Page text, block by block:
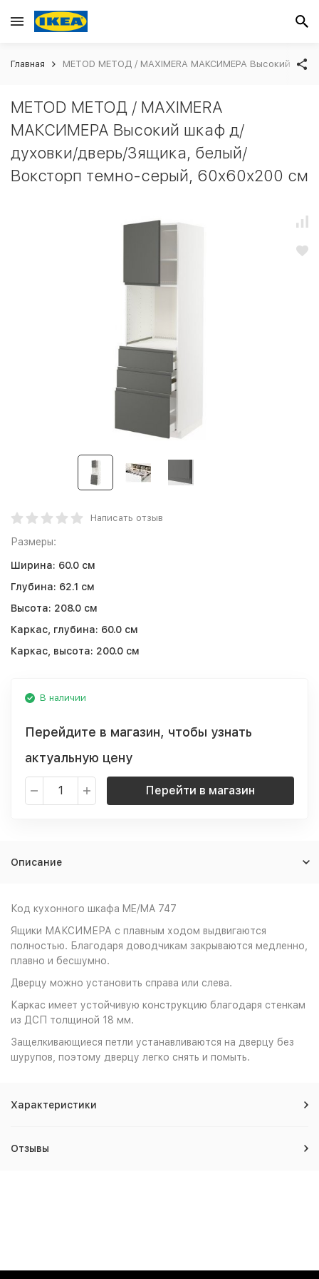
Главная METOD МЕТОД / MAXIMERA МАКСИМЕРА Высокий
METOD МЕТОД / MAXIMERA
МАКСИМЕРА Высокий шкаф д/
духовки/дверь/3ящика, белый/
Воксторп темно-серый, 60x60x200 см
Написать отзыв
Размеры:
Ширина: 60.0 см
Глубина: 62.1 см
Высота: 208.0 см
Каркас, глубина: 60.0 см
Каркас, высота: 200.0 см
В наличии
Перейдите в магазин, чтобы узнать
актуальную цену
Перейти в магазин
Описание
Код кухонного шкафа ME/MA 747
Ящики МАКСИМЕРА с плавным ходом выдвигаются
полностью. Благодаря доводчикам закрываются медленно,
плавно и бесшумно.
Дверцу можно установить справа или слева.
Каркас имеет устойчивую конструкцию благодаря стенкам
из ДСП толщиной 18 мм.
Защелкивающиеся петли устанавливаются на дверцу без
шурупов, поэтому дверцу легко снять и помыть.
Характеристики
Отзывы